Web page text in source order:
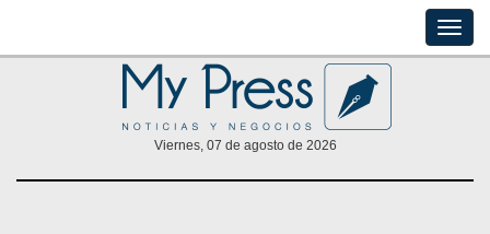
Toggle
Viernes, 07 de agosto de 2026